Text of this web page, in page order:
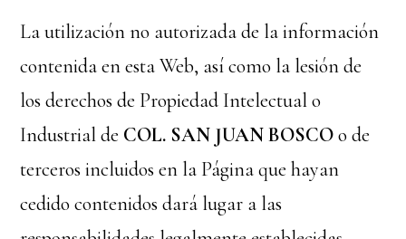
La utilización no autorizada de la información
contenida en esta Web, así como la lesión de
los derechos de Propiedad Intelectual o
Industrial de COL. SAN JUAN BOSCOo de
terceros incluidos en la Página que hayan
cedido contenidos dará lugar a las